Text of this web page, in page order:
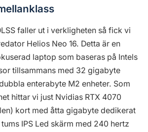
faller ut i verkligheten så fick vi
Helios Neo 16. Detta är en
laptop som baseras på Intels
tillsammans med 32 gigabyte
enterabyte M2 enheter. Som
hittar vi just Nvidias RTX 4070
kort med åtta gigabyte dedikerat
tums IPS Led skärm med 240 hertz